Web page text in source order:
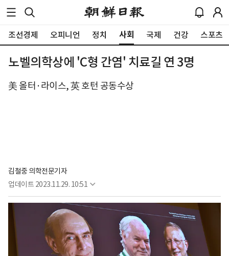
조선경제 오피니언 정치 사회 국제 건강 스포츠
노벨의학상에 'C형 간염' 치료길 연 3명
美 올터·라이스, 英 호턴 공동수상
김철중 의학전문기자
업데이트 2023.11.29. 10:51